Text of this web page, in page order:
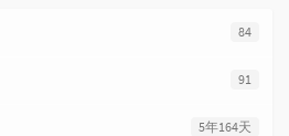
84
91
5年164天